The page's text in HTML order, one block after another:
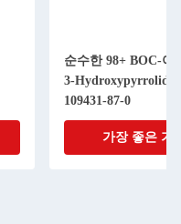
순수한 98+ BOC-아
3-
109431-87-0
가장 좋은 가